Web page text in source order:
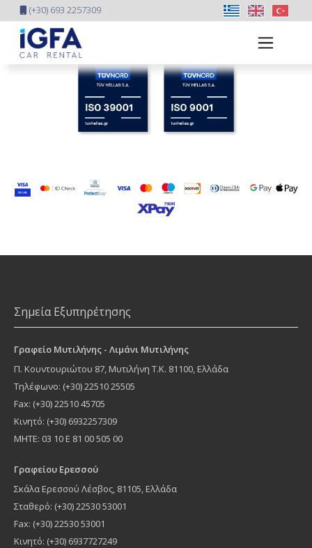
(+30) 693 2257309
Σημεία Εξυπηρέτησης
Γραφείο Μυτιλήνης - Λιμάνι Μυτιλήνης
Π. Κουντουριώτου 87, Μυτιλήνη Τ.Κ. 81100, Ελλάδα
Τηλέφωνο: (+30) 22510 25505
Fax: (+30) 22510 45705
Κινητό: (+30) 6932257309
MHTE: 03 10 Ε 81 00 505 00
Γραφείου Ερεσσού
Σκάλα Ερεσσού Λέσβος, 81105, Ελλάδα
Σταθερό: (+30) 22530 53001
Fax: (+30) 22530 53001
Κινητό: (+30) 6937727249